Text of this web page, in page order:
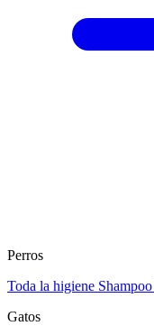
Perros
Toda la higiene Shampoo
Gatos